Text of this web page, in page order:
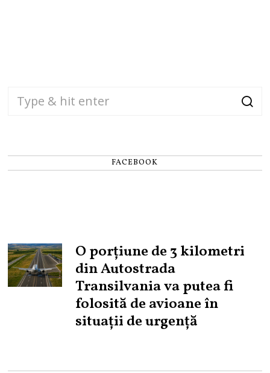
FACEBOOK
O porțiune de 3 kilometri
din Autostrada
Transilvania va putea fi
folosită de avioane în
situații de urgență